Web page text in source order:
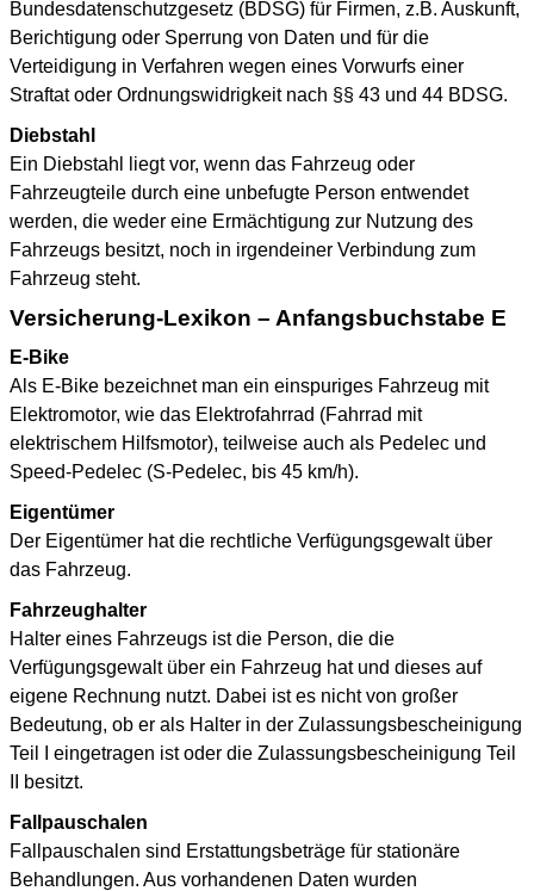
Bundesdatenschutzgesetz (BDSG) für Firmen, z.B. Auskunft,
Berichtigung oder Sperrung von Daten und für die
Verteidigung in Verfahren wegen eines Vorwurfs einer
Straftat oder Ordnungswidrigkeit nach §§ 43 und 44 BDSG.
Diebstahl
Ein Diebstahl liegt vor, wenn das Fahrzeug oder
Fahrzeugteile durch eine unbefugte Person entwendet
werden, die weder eine Ermächtigung zur Nutzung des
Fahrzeugs besitzt, noch in irgendeiner Verbindung zum
Fahrzeug steht.
Versicherung-Lexikon – Anfangsbuchstabe E
E-Bike
Als E-Bike bezeichnet man ein einspuriges Fahrzeug mit
Elektromotor, wie das Elektrofahrrad (Fahrrad mit
elektrischem Hilfsmotor), teilweise auch als Pedelec und
Speed-Pedelec (S-Pedelec, bis 45 km/h).
Eigentümer
Der Eigentümer hat die rechtliche Verfügungsgewalt über
das Fahrzeug.
Fahrzeughalter
Halter eines Fahrzeugs ist die Person, die die
Verfügungsgewalt über ein Fahrzeug hat und dieses auf
eigene Rechnung nutzt. Dabei ist es nicht von großer
Bedeutung, ob er als Halter in der Zulassungsbescheinigung
Teil I eingetragen ist oder die Zulassungsbescheinigung Teil
II besitzt.
Fallpauschalen
Fallpauschalen sind Erstattungsbeträge für stationäre
Behandlungen. Aus vorhandenen Daten wurden